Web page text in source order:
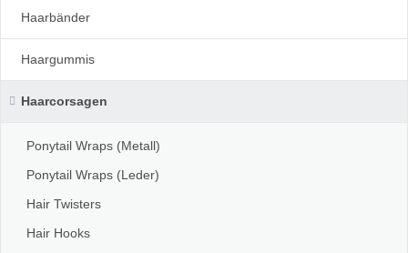
Haarbänder
Haargummis
Haarcorsagen
Ponytail Wraps (Metall)
Ponytail Wraps (Leder)
Hair Twisters
Hair Hooks